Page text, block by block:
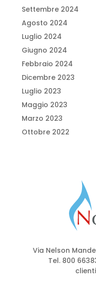
Settembre 2024
Agosto 2024
Luglio 2024
Giugno 2024
Febbraio 2024
Dicembre 2023
Luglio 2023
Maggio 2023
Marzo 2023
Ottobre 2022
Via Nelson
Tel. 800